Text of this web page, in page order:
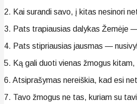
2. Kai surandi savo, į kitas nesinori
3. Pats trapiausias dalykas Žemėje
4. Pats stipriausias jausmas —
5. Ką gali duoti vienas žmogus
6. Atsiprašymas nereiškia, kad esi
7. Tavo žmogus ne tas, kuriam su